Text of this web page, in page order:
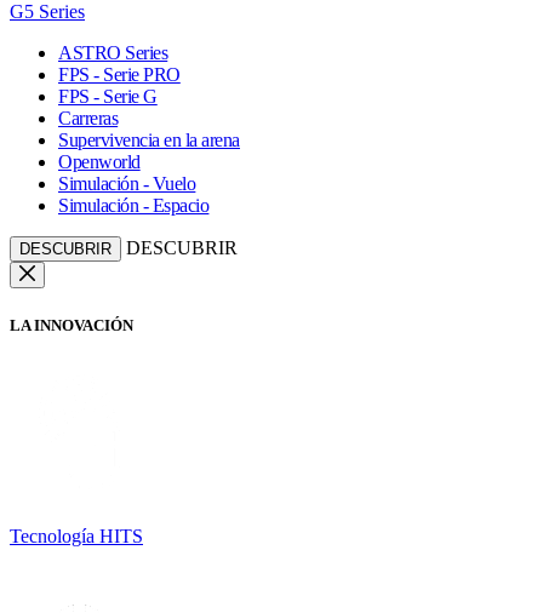
G5 Series
ASTRO Series
FPS - Serie PRO
FPS - Serie G
Carreras
Supervivencia en la arena
Openworld
Simulación - Vuelo
Simulación - Espacio
DESCUBRIR DESCUBRIR
LA INNOVACIÓN
Tecnología HITS